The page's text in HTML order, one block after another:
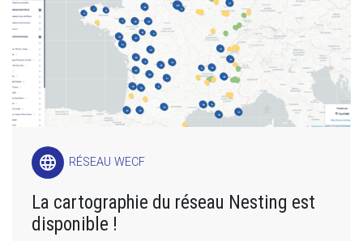
language RÉSEAU WECF
La cartographie du réseau Nesting est
disponible !